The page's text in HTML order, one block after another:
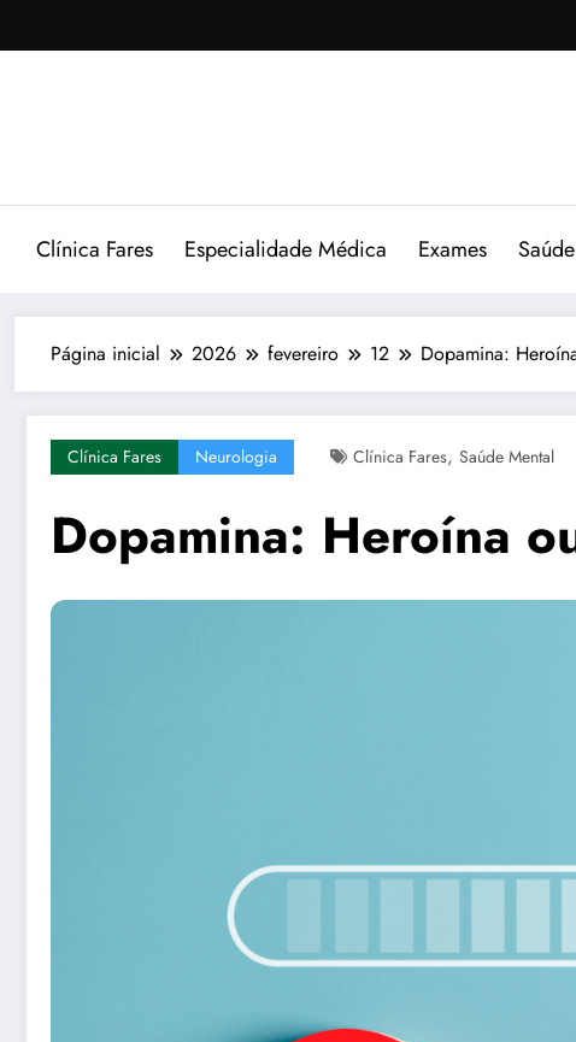
para
Clínica Fares Especialidade Médica Exames
Página inicial 2026 fevereiro 12 Dopamina:
Clínica Fares Neurologia Clínica Fares, Saúde Mental
Dopamina: Heroína